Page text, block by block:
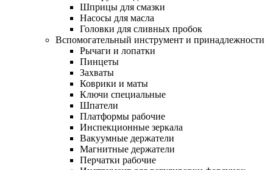
Шприцы для смазки
Насосы для масла
Головки для сливных пробок
Вспомогательный инструмент и принадлежности
Рычаги и лопатки
Пинцеты
Захваты
Коврики и маты
Ключи специальные
Шпатели
Платформы рабочие
Инспекционные зеркала
Вакуумные держатели
Магнитные держатели
Перчатки рабочие